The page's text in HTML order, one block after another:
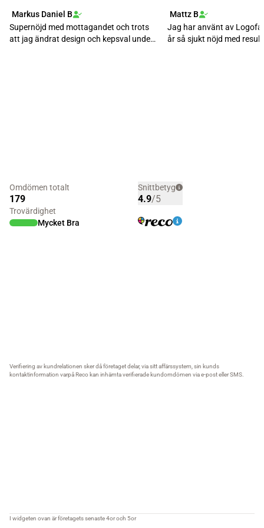
Markus Daniel B
Supernöjd med mottagandet och trots
att jag ändrat design och kepsval under
Mattz B
Jag har använt av
år så sjukt nöjd med
Omdömen totalt
179
Snittbetyg
4.9/5
Trovärdighet
Mycket Bra
Verifiering av kundrelationen sker då företaget delar, via sitt affärssystem, sin kunds
kontaktinformation varpå Reco kan inhämta verifierade kundomdömen via e-post eller SMS.
I widgeten ovan är företagets senaste 4or och 5or